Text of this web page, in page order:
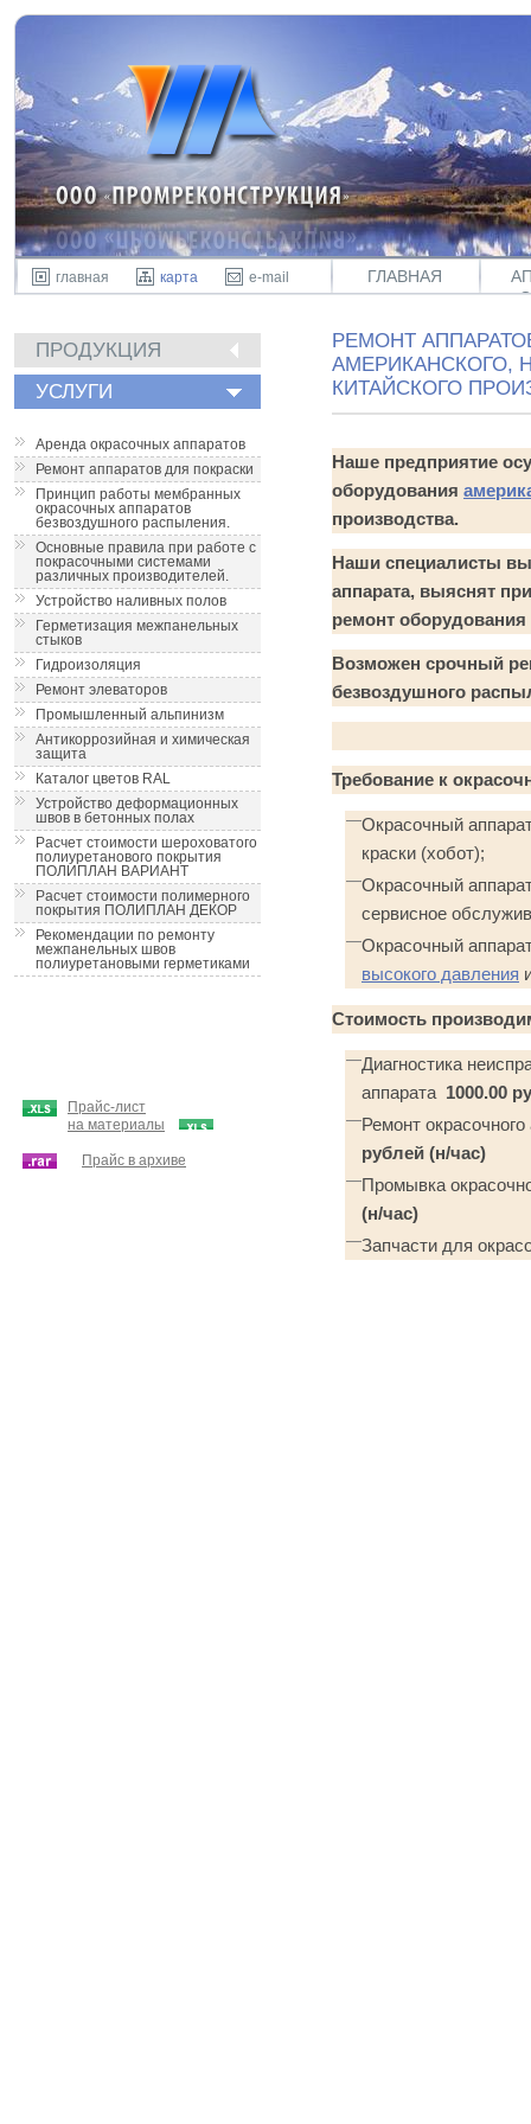
главная карта e-mail ГЛАВНАЯ
ПРОДУКЦИЯ
УСЛУГИ
Аренда окрасочных аппаратов
Ремонт аппаратов для покраски
Принцип работы мембранных
окрасочных аппаратов
безвоздушного распыления.
Основные правила при работе с
покрасочными системами
различных производителей.
Устройство наливных полов
Герметизация межпанельных
стыков
Гидроизоляция
Ремонт элеваторов
Промышленный альпинизм
Антикоррозийная и химическая
защита
Каталог цветов RAL
Устройство деформационных
швов в бетонных полах
Расчет стоимости шероховатого
полиуретанового покрытия
ПОЛИПЛАН ВАРИАНТ
Расчет стоимости полимерного
покрытия ПОЛИПЛАН ДЕКОР
Рекомендации по ремонту
межпанельных швов
полиуретановыми герметиками
Прайс-лист
на материалы
Прайс в архиве
РЕМОНТ
АМЕРИКАНСКОГО,
КИТАЙСКОГО
Наше предприятие
оборудования
производства.
Наши специалисты
аппарата, выяснят
ремонт
Возможен срочный
безвоздушного
Требование к
Окрасочный
краски (хобот);
Окрасочный
сервисное
Окрасочный
высокого давления
Стоимость
Диагностика
аппарата 1000.00
Ремонт
рублей (н/час)
Промывка
(н/час)
Запчасти для